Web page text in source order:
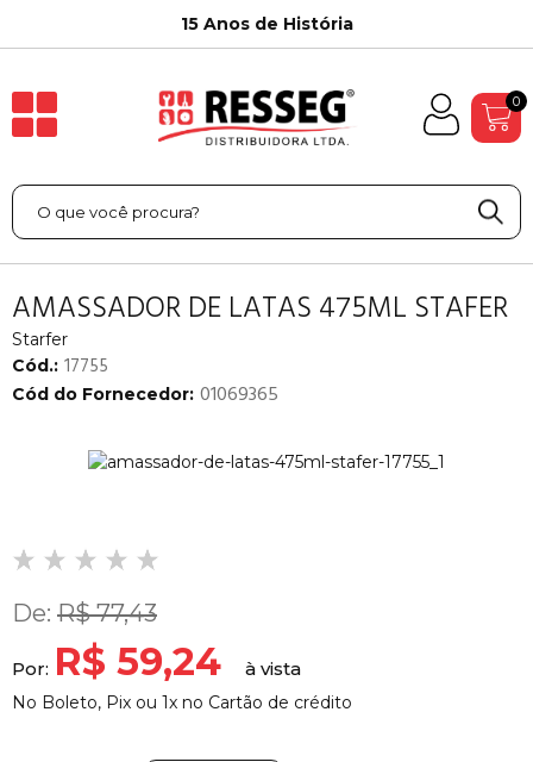
15 Anos de História
0
AMASSADOR DE LATAS 475ML STAFER
Starfer
Cód.: 17755
Cód do Fornecedor: 01069365
De: R$ 77,43
Por: R$ 59,24
No Boleto, Pix ou 1x no Cartão de crédito